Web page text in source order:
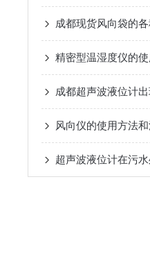
成都现货风向袋的
精密型温湿度仪的
超声波液位计在污